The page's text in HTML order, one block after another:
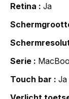
Retina
Ja
Serie
Touch bar
Ja